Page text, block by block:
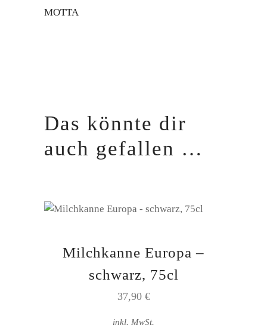
MOTTA
Das könnte dir
auch gefallen …
Milchkanne Europa –
schwarz, 75cl
37,90 €
inkl. MwSt.